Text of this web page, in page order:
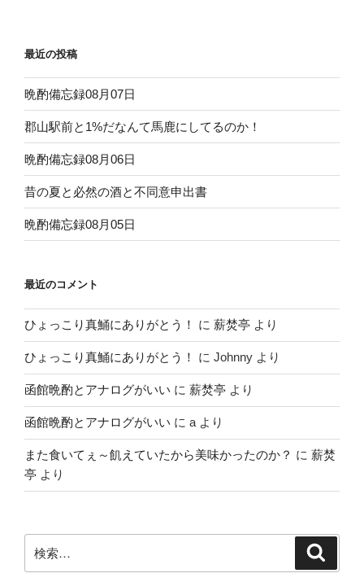
最近の投稿
晩酌備忘録08月07日
郡山駅前と1%だなんて馬鹿にしてるのか！
晩酌備忘録08月06日
昔の夏と必然の酒と不同意申出書
晩酌備忘録08月05日
最近のコメント
ひょっこり真鯒にありがとう！ に 薪焚亭 より
ひょっこり真鯒にありがとう！ に Johnny より
函館晩酌とアナログがいい に 薪焚亭 より
函館晩酌とアナログがいい に a より
また食いてぇ～飢えていたから美味かったのか？ に 薪焚
亭 より
索: